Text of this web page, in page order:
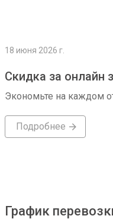
18 июня 2026 г.
Скидка за онлайн
Экономьте на каждом
Подробнее
График